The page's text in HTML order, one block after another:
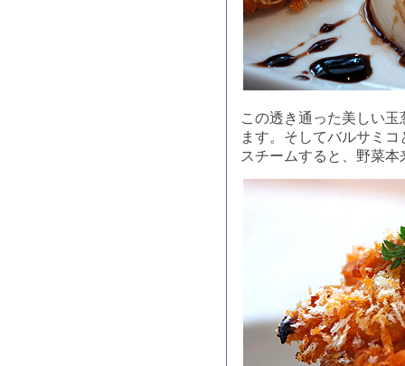
この透き通った美しい
ます。そしてバルサミ
スチームすると、野菜